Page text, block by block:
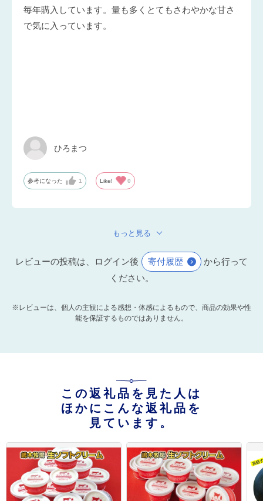
毎年購入しています。量も多くとてもさわやかな甘さ
で気に入っています。
ひろまつ
参考になった 1 Like! 0
もっと見る
レビューの投稿は、ログイン後 寄付履歴
から行って
ください。
※レビューは、個人の主観による感想・体感によるもので、商品の効果や性
能を保証するものではありません。
この返礼品を見た人は
ほかにこんな返礼品を
見ています。